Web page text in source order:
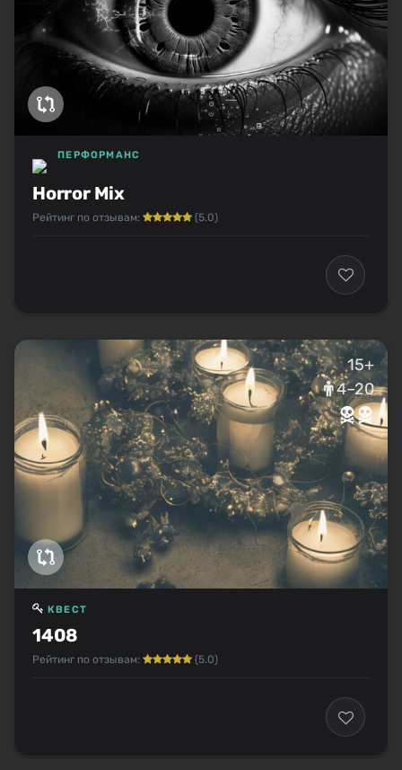
Horror Mix
ПЕРФОРМАНС
Рейтинг по отзывам: (5.0)
15+
4–20
1408
КВЕСТ
Рейтинг по отзывам: (5.0)